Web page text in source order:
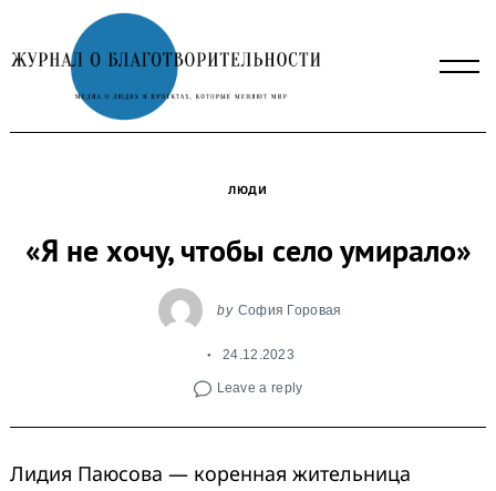
to
content
ЛЮДИ
«Я не хочу, чтобы село умирало»
by София Горовая
24.12.2023
Leave a reply
Лидия Паюсова — коренная жительница